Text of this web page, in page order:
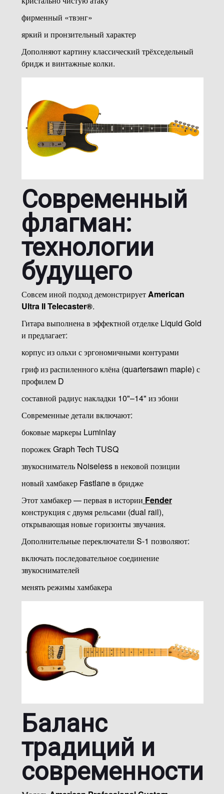
фирменный «твэнг»
яркий и пронзительный характер
Дополняют картину классический трёхседельный
бридж и винтажные колки.
Современный
флагман:
технологии
будущего
Совсем иной подход демонстрируетAmerican
Ultra II Telecaster®.
Гитара выполнена в эффектной отделке Liquid Gold
и предлагает:
корпус из ольхи с эргономичными контурами
гриф из распиленного клёна (quartersawn maple) с
профилем D
составной радиус накладки 10"–14" из эбони
Современные детали включают:
боковые маркеры Luminlay
порожек Graph Tech TUSQ
звукосниматель Noiseless в нековой позиции
новый хамбакер Fastlane в бридже
Этот хамбакер — первая в истории Fender
конструкция с двумя рельсами (dual rail),
открывающая новые горизонты звучания.
Дополнительные переключатели S-1 позволяют:
включать последовательное соединение
звукоснимателей
менять режимы хамбакера
Баланс
традиций и
современности